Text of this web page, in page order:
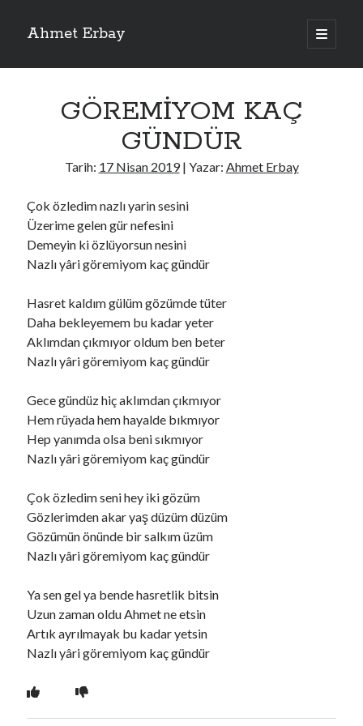
Ahmet Erbay
ana
menüyü
Yan
Menü
ELİF BENİ BIRAKMA
YALAN DEMEM HARAM YEMEM
Son Yorumlar
BAĞIŞLA ADINIiçindario72
BAĞIŞLA ADINIiçinfoodie22
BAĞIŞLA ADINI içinZoe72
BAĞIŞLA ADINIiçindailyLinda1997
Ara
GÖREMİYOM KAÇ
GÜNDÜR
Tarih: 17 Nisan 2019| Yazar: Ahmet Erbay
Çok özledim nazlı yarin sesini
Üzerime gelen gür nefesini
Demeyin ki özlüyorsun nesini
Nazlı yâri göremiyom kaç gündür
Hasret kaldım gülüm gözümde tüter
Daha bekleyemem bu kadar yeter
Aklımdan çıkmıyor oldum ben beter
Nazlı yâri göremiyom kaç gündür
Gece gündüz hiç aklımdan çıkmıyor
Hem rüyada hem hayalde bıkmıyor
Hep yanımda olsa beni sıkmıyor
Nazlı yâri göremiyom kaç gündür
Çok özledim seni hey iki gözüm
Gözlerimden akar yaş düzüm düzüm
Gözümün önünde bir salkım üzüm
Nazlı yâri göremiyom kaç gündür
Ya sen gel ya bende hasretlik bitsin
Uzun zaman oldu Ahmet ne etsin
Artık ayrılmayak bu kadar yetsin
Nazlı yâri göremiyom kaç gündür